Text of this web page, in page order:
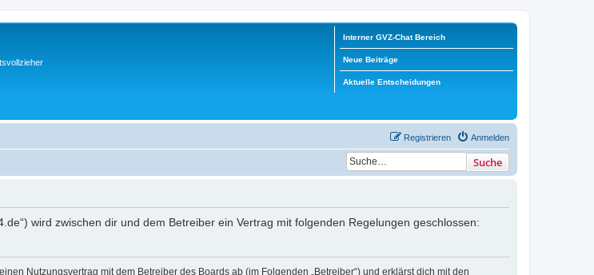
Interner GVZ-Chat Bereich
Neue Beiträge
Aktuelle Entscheidungen
Anmelden
Registrieren
Suche
wird zwischen dir und dem Betreiber ein Vertrag mit folgenden Regelungen geschlossen:
Nutzungsvertrag mit dem Betreiber des Boards ab (im Folgenden „Betreiber“) und erklärst dich mit den